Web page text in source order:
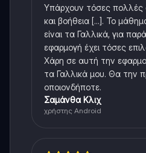
Υπάρχουν τόσες πολλές
και βοήθεια [...]. Το
είναι τα Γαλλικά, για
εφαρμογή έχει τόσες
Χάρη σε αυτή την
τα Γαλλικά μου. Θα την
οποιονδήποτε.
Σαμάνθα Κλιχ
χρήστης Android